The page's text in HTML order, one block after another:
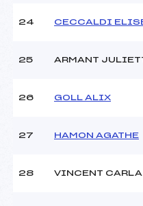
24 CECCALDI
25 ARMANT
26 GOLL ALIX
27 HAMON AGATHE
28 VINCENT CARLA